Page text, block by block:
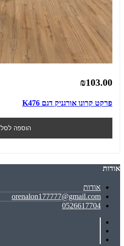
₪103.00
פרקט קרונו אורגניק דגם K476
הוספה לסל
אודות
אודות
orenalon177777@gmail.com
0526617704